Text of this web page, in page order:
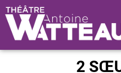
2